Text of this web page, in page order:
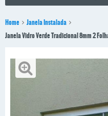
Home
Janela Instalada
Janela Vidro Verde Tradicional 8mm 2